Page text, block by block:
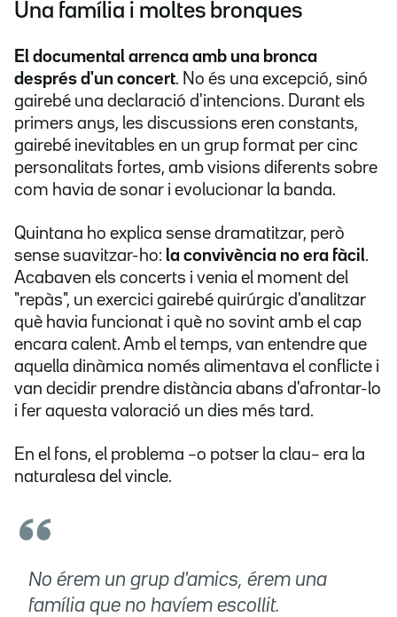
Una família i moltes bronques
El documental arrenca amb una bronca
després d'un concert. No és una excepció, sinó
gairebé una declaració d'intencions. Durant els
primers anys, les discussions eren constants,
gairebé inevitables en un grup format per cinc
personalitats fortes, amb visions diferents sobre
com havia de sonar i evolucionar la banda.
Quintana ho explica sense dramatitzar, però
sense suavitzar-ho: la convivència no era fàcil.
Acabaven els concerts i venia el moment del
"repàs", un exercici gairebé quirúrgic d'analitzar
què havia funcionat i què no sovint amb el cap
encara calent. Amb el temps, van entendre que
aquella dinàmica només alimentava el conflicte i
van decidir prendre distància abans d'afrontar-lo
i fer aquesta valoració un dies més tard.
En el fons, el problema –o potser la clau– era la
naturalesa del vincle.
No érem un grup d'amics, érem una
família que no havíem escollit.